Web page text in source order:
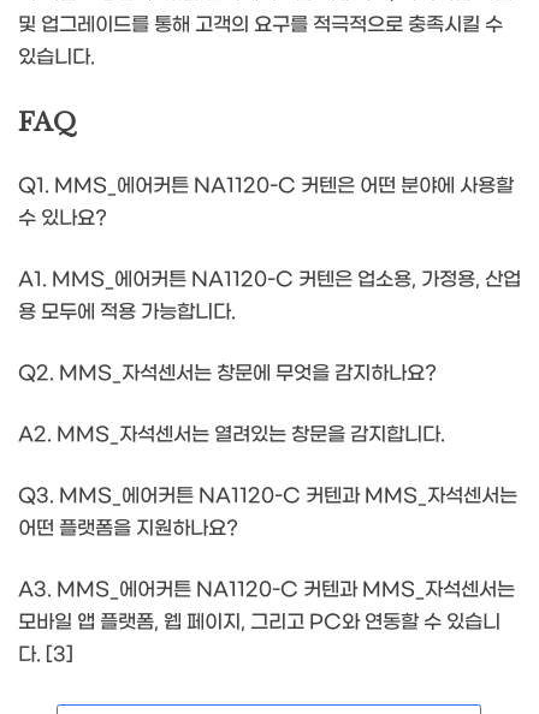
및 업그레이드를 통해 고객의 요구를 적극적으로 충족시킬 수
있습니다.
FAQ
Q1. MMS_에어커튼 NA1120-C 커텐은 어떤 분야에 사용할
수 있나요?
A1. MMS_에어커튼 NA1120-C 커텐은 업소용, 가정용, 산업
용 모두에 적용 가능합니다.
Q2. MMS_자석센서는 창문에 무엇을 감지하나요?
A2. MMS_자석센서는 열려있는 창문을 감지합니다.
Q3. MMS_에어커튼 NA1120-C 커텐과 MMS_자석센서는
어떤 플랫폼을 지원하나요?
A3. MMS_에어커튼 NA1120-C 커텐과 MMS_자석센서는
모바일 앱 플랫폼, 웹 페이지, 그리고 PC와 연동할 수 있습니
다. [3]